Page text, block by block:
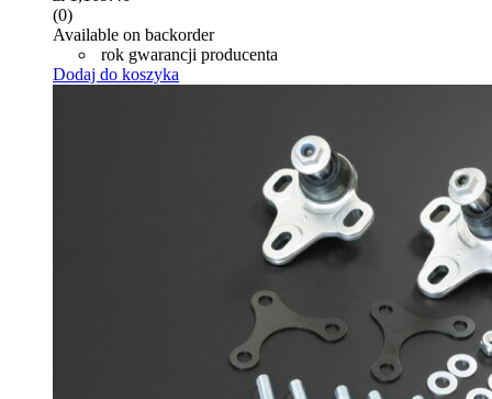
(0)
Available on backorder
rok gwarancji producenta
Dodaj do koszyka